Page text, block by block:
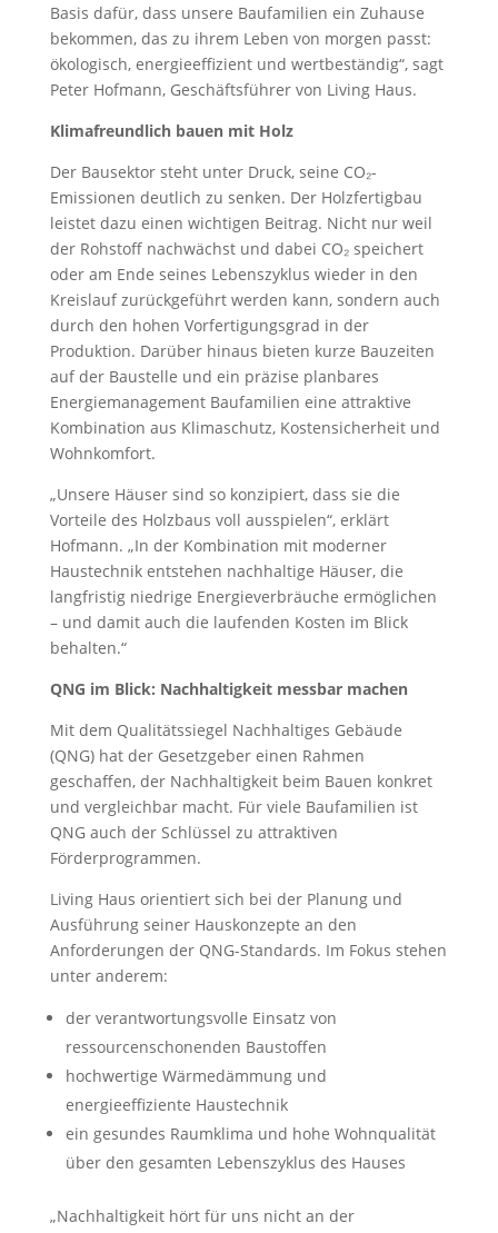
Basis dafür, dass unsere Baufamilien ein Zuhause
bekommen, das zu ihrem Leben von morgen passt:
ökologisch, energieeffizient und wertbeständig“, sagt
Peter Hofmann, Geschäftsführer von Living Haus.
Klimafreundlich bauen mit Holz
Der Bausektor steht unter Druck, seine CO₂-
Emissionen deutlich zu senken. Der Holzfertigbau
leistet dazu einen wichtigen Beitrag. Nicht nur weil
der Rohstoff nachwächst und dabei CO₂ speichert
oder am Ende seines Lebenszyklus wieder in den
Kreislauf zurückgeführt werden kann, sondern auch
durch den hohen Vorfertigungsgrad in der
Produktion. Darüber hinaus bieten kurze Bauzeiten
auf der Baustelle und ein präzise planbares
Energiemanagement Baufamilien eine attraktive
Kombination aus Klimaschutz, Kostensicherheit und
Wohnkomfort.
„Unsere Häuser sind so konzipiert, dass sie die
Vorteile des Holzbaus voll ausspielen“, erklärt
Hofmann. „In der Kombination mit moderner
Haustechnik entstehen nachhaltige Häuser, die
langfristig niedrige Energieverbräuche ermöglichen
– und damit auch die laufenden Kosten im Blick
behalten.“
QNG im Blick: Nachhaltigkeit messbar machen
Mit dem Qualitätssiegel Nachhaltiges Gebäude
(QNG) hat der Gesetzgeber einen Rahmen
geschaffen, der Nachhaltigkeit beim Bauen konkret
und vergleichbar macht. Für viele Baufamilien ist
QNG auch der Schlüssel zu attraktiven
Förderprogrammen.
Living Haus orientiert sich bei der Planung und
Ausführung seiner Hauskonzepte an den
Anforderungen der QNG-Standards. Im Fokus stehen
unter anderem:
der verantwortungsvolle Einsatz von
ressourcenschonenden Baustoffen
hochwertige Wärmedämmung und
energieeffiziente Haustechnik
ein gesundes Raumklima und hohe Wohnqualität
über den gesamten Lebenszyklus des Hauses
„Nachhaltigkeit hört für uns nicht an der